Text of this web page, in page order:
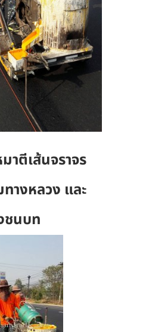
าตีเส้นจราจร
างหลวง และ
ชนบท